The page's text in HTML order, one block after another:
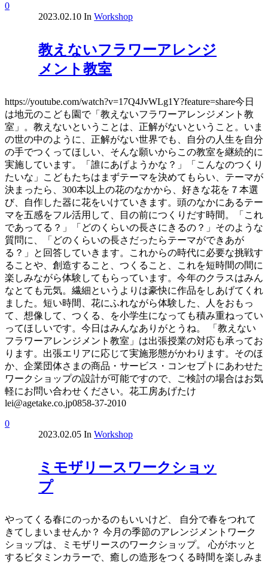
0
2023.02.10 In Workshop
教えないフラワーアレンジ
メント教室
https://youtube.com/watch?v=17Q4JvWLg1Y?feature=share今日
は地元のこども園で「教えないフラワーアレンジメント教
室」。教えないということは、正解がないということ。いま
の世の中のように、正解がない世界でも、自分の人生を自分
の手でつくってほしい、そんな願いからこの教室を継続的に
実施しています。「誰にあげようかな？」「こんなのつくり
たいな」こどもたちはまずテーマを決めてもらい、テーマが
決まったら、300本以上の花のなかから、好きな花を７本選
び、自作した器に花をいけていきます。頭のなかにあるテー
マを五感をフル活用して、目の前につくりだす時間。「これ
であってる？」「どのくらいの長さにきるの？」そのような
質問に、「どのくらいの長さだったらテーマができあが
る？」と回答していきます。これからの時代に必要な挑戦す
ることや、創造すること、つくること、これを短時間の間に
楽しみながら体験してもらっています。今年のクラスはみん
なとても元気。繊細というよりは豪快に作品をしあげてくれ
ました。短い時間、花にふれながら体験した、人をおもっ
て、想像して、つくる、を小学生になっても積み重ねってい
ってほしいです。今日はみんなありがとうね。 「教えない
フラワーアレンジメント教室」は出張授業の対応も承ってお
ります。出張エリアに応じて実施形態がかわります。そのほ
か、企業団体さまの商品・サービス・コンセプトにあわせた
ワークショップの設計が可能ですので、ご検討の場合はお気
軽にお問い合わせください。花工房あげたけ
lei@agetake.co.jp0858-37-2010
0
2023.02.05 In Workshop
ミモザリースワークショッ
プ
やってくる春にのっかるのもいいけど、 自分で春をつれて
きてしまいませんか？ 今月の季節のアレンジメントワーク
ショップは、ミモザリースのワークショップ。 心がホッと
するビタミンカラーで、癒しの造形をつくる時間を楽しみま